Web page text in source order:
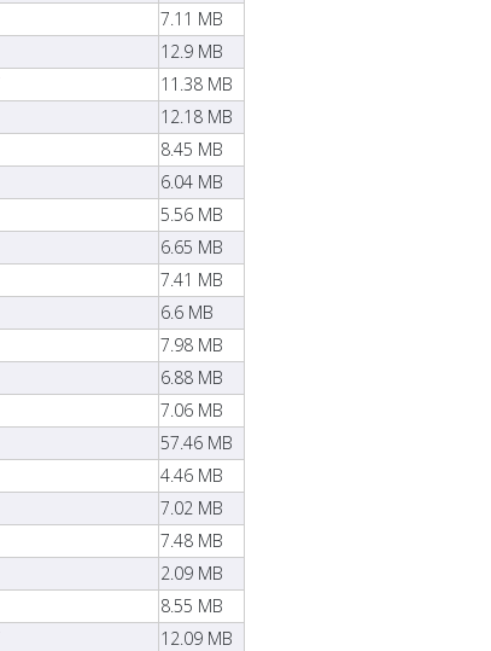
7.11 MB
12.9 MB
11.38 MB
12.18 MB
8.45 MB
6.04 MB
5.56 MB
6.65 MB
7.41 MB
6.6 MB
7.98 MB
6.88 MB
7.06 MB
57.46 MB
4.46 MB
7.02 MB
7.48 MB
2.09 MB
8.55 MB
12.09 MB